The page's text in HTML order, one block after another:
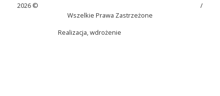
2026 ©
/
Wszelkie Prawa Zastrzeżone
Realizacja, wdrożenie